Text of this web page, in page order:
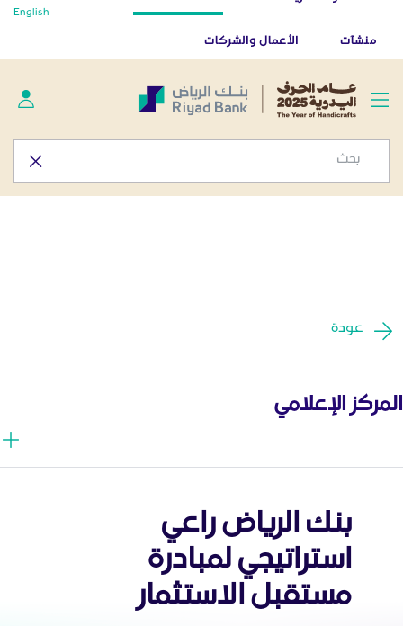
أخبار صحفية - المركز الإعلامي
تطبيق بنك الرياض
منشآت الأعمال والشركات
English
عودة
المركز الإعلامي
بنك الرياض راعي
استراتيجي لمبادرة
مستقبل الاستثمار